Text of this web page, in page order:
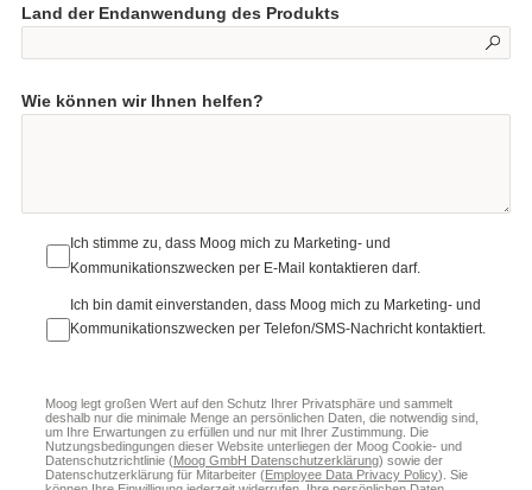
Land der Endanwendung des Produkts
Wie können wir Ihnen helfen?
Ich stimme zu, dass Moog mich zu Marketing- und
Kommunikationszwecken per E-Mail kontaktieren darf.
Ich bin damit einverstanden, dass Moog mich zu Marketing- und
Kommunikationszwecken per Telefon/SMS-Nachricht kontaktiert.
Moog legt großen Wert auf den Schutz Ihrer Privatsphäre und sammelt
deshalb nur die minimale Menge an persönlichen Daten, die notwendig sind,
um Ihre Erwartungen zu erfüllen und nur mit Ihrer Zustimmung. Die
Nutzungsbedingungen dieser Website unterliegen der Moog Cookie- und
Datenschutzrichtlinie (Moog GmbH Datenschutzerklärung) sowie der
Datenschutzerklärung für Mitarbeiter (Employee Data Privacy Policy). Sie